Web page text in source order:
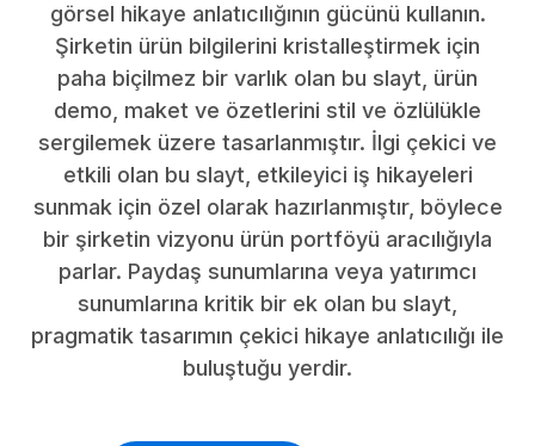
görsel hikaye anlatıcılığının gücünü kullanın.
Şirketin ürün bilgilerini kristalleştirmek için
paha biçilmez bir varlık olan bu slayt, ürün
demo, maket ve özetlerini stil ve özlülükle
sergilemek üzere tasarlanmıştır. İlgi çekici ve
etkili olan bu slayt, etkileyici iş hikayeleri
sunmak için özel olarak hazırlanmıştır, böylece
bir şirketin vizyonu ürün portföyü aracılığıyla
parlar. Paydaş sunumlarına veya yatırımcı
sunumlarına kritik bir ek olan bu slayt,
pragmatik tasarımın çekici hikaye anlatıcılığı ile
buluştuğu yerdir.